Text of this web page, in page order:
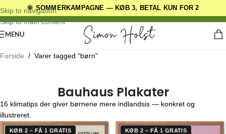
🌞 SOMMERKAMPAGNE — KØB 3, BETAL KUN FOR 2
Skip to navigation
Skip to main content
DANSKE ORIGINALE DESIGNS
MENU
Forside / Varer tagged “børn”
Bauhaus Plakater
16 klimatips der giver børnene mere indlandsis — konkret og
illustreret.
KØB 2 – FÅ 1 GRATIS KØB 2 – FÅ 1 GRATIS